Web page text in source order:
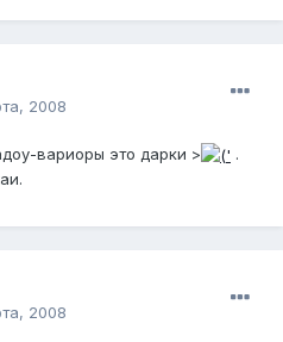
2008
вариоры это дарки >
.
2008